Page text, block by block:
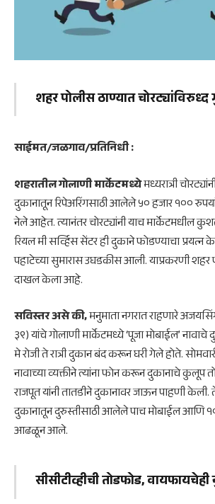
शहर पोलीस ठाण्यात
साईमत/जळगाव/प्रतिनिधी :
शहरातील गोलाणी मार्केटमध्येमध्यरात्री
दुकानातून रिपेअरिंगसाठी आलेले ५० हजार १००
नेले आहेत. त्यानंतर चोरट्यांनी याच मार्केटमधील
रियल मी सर्व्हिस सेंटर ही दुकाने फोडण्याचा प्रयत्न
पहाटेच्या सुमारास उघडकीस आली. याप्रकरणी शहर
दाखल केला आहे.
सविस्तर असे की,मनुमाता नगरात राहणारे
३९) यांचे गोलाणी मार्केटमध्ये ‘पूजा मोबाईल’
मे रोजी ते रात्री दुकान बंद करून घरी गेले होते.
नावाच्या व्यक्तीने त्यांना फोन करून दुकानाचे कुलूप
राजपूत यांनी तातडीने दुकानावर जाऊन पाहणी केली.
दुकानातून दुरुस्तीसाठी आलेले पाच मोबाईल आणि
आढळून आले.
सीसीटीव्हीची तोडफोड,